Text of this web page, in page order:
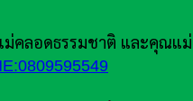
ลอดธรรมชาติ และคุณแ